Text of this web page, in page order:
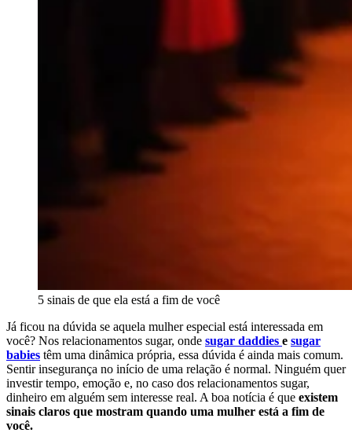
5 sinais de que ela está a fim de você
Já ficou na dúvida se aquela mulher especial está interessada em
você? Nos relacionamentos sugar, onde sugar daddies e sugar
babies têm uma dinâmica própria, essa dúvida é ainda mais comum.
Sentir insegurança no início de uma relação é normal. Ninguém quer
investir tempo, emoção e, no caso dos relacionamentos sugar,
dinheiro em alguém sem interesse real. A boa notícia é que existem
sinais claros que mostram quando uma mulher está a fim de
você.